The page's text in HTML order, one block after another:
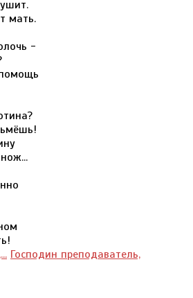
мать.
-
Господин преподаватель,